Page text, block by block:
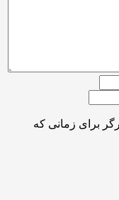
برای زمانی که